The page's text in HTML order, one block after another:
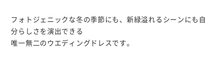
フォトジェニックな冬の季節にも、新緑溢れるシーンにも自
分らしさを演出できる
唯一無二のウエディングドレスです。